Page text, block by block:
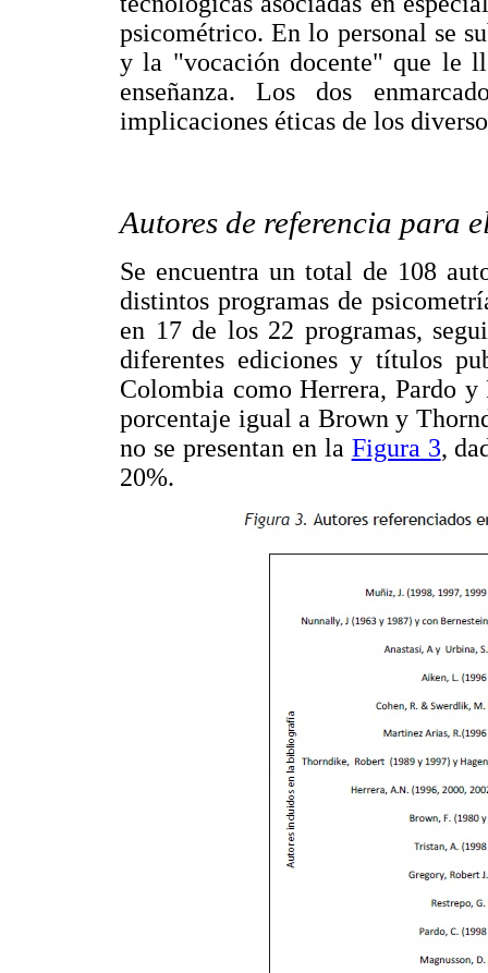
psicométrico. En lo personal se
y la "vocación docente" que le
enseñanza. Los dos
implicaciones éticas de los
Autores de referencia para
Se encuentra un total de 108
distintos programas de
en 17 de los 22 programas,
diferentes ediciones y títulos
Colombia como Herrera, Pardo
porcentaje igual a Brown y
no se presentan en la Figura 3,
20%.